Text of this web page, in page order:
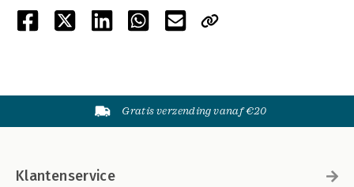
Gratis verzending vanaf €20
Klantenservice